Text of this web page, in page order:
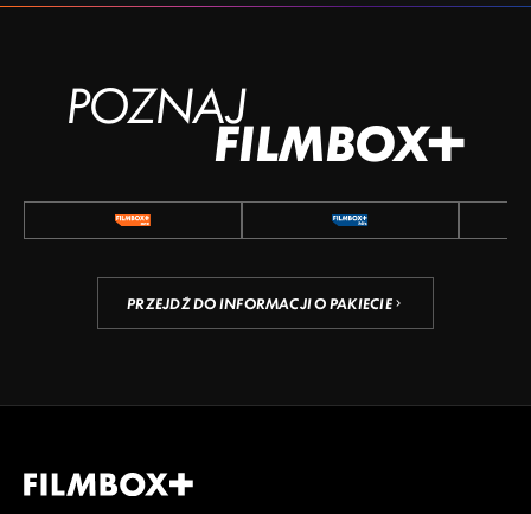
POZNAJ
FILMBOX+
PRZEJDŹ DO INFORMACJI O PAKIECIE